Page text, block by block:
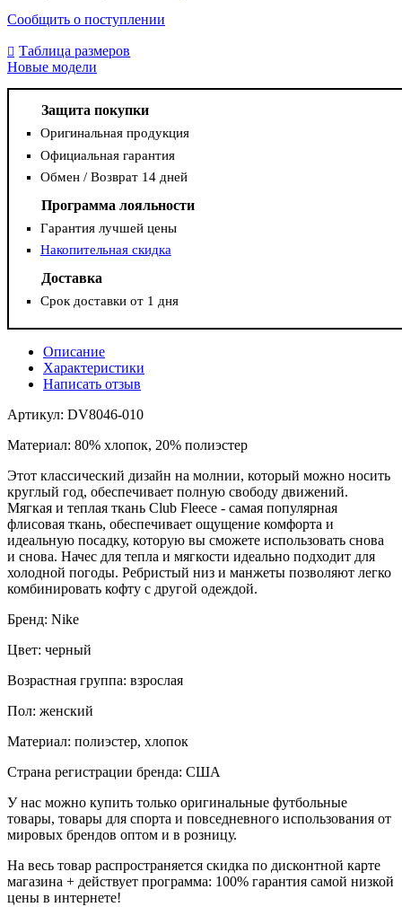
Сообщить о поступлении
Таблица размеров
Новые модели
Защита покупки
Оригинальная продукция
Официальная гарантия
Обмен / Возврат 14 дней
Программа лояльности
Гарантия лучшей цены
Накопительная скидка
Доставка
Срок доставки от 1 дня
Описание
Характеристики
Написать отзыв
Артикул: DV8046-010
Материал: 80% хлопок, 20% полиэстер
Этот классический дизайн на молнии, который можно носить
круглый год, обеспечивает полную свободу движений.
Мягкая и теплая ткань Club Fleece - самая популярная
флисовая ткань, обеспечивает ощущение комфорта и
идеальную посадку, которую вы сможете использовать снова
и снова. Начес для тепла и мягкости идеально подходит для
холодной погоды. Ребристый низ и манжеты позволяют легко
комбинировать кофту с другой одеждой.
Бренд: Nike
Цвет: черный
Возрастная группа: взрослая
Пол: женский
Материал: полиэстер, хлопок
Страна регистрации бренда: США
У нас можно купить только оригинальные футбольные
товары, товары для спорта и повседневного использования от
мировых брендов оптом и в розницу.
На весь товар распространяется скидка по дисконтной карте
магазина + действует программа: 100% гарантия самой низкой
цены в интернете!